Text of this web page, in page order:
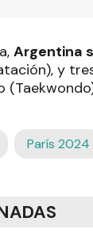
Argentina
y
París 2024